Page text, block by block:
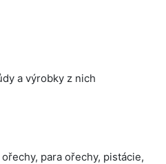
a výrobky z nich
para ořechy, pistácie,